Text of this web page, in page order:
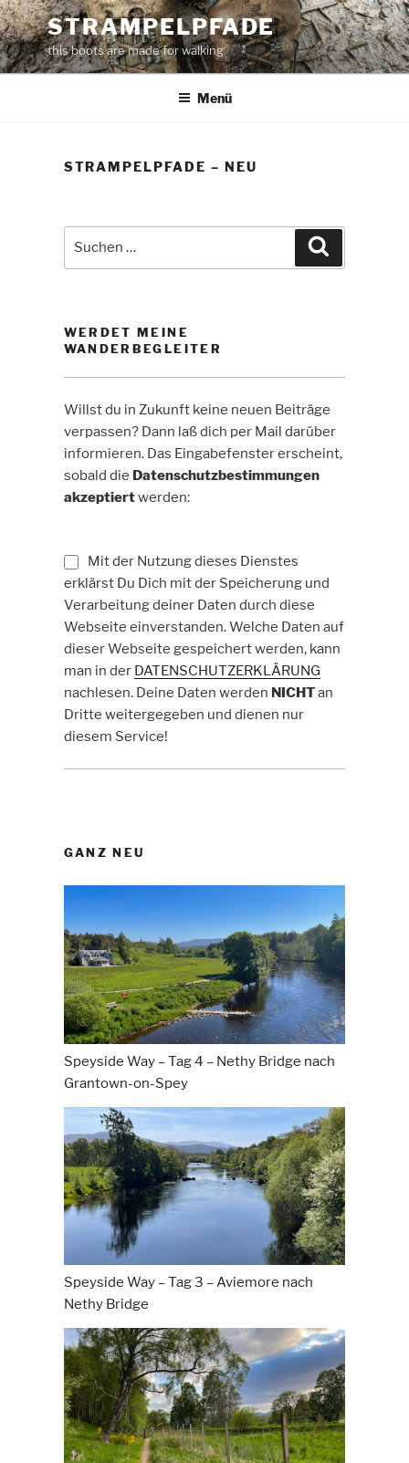
Zum
Inhalt
springen
STRAMPELPFADE
this boots are made for walking
Menü
STRAMPELPFADE – NEU
WERDET MEINE
WANDERBEGLEITER
Willst du in Zukunft keine neuen Beiträge
verpassen? Dann laß dich per Mail darüber
informieren. Das Eingabefenster erscheint,
sobald die Datenschutzbestimmungen
akzeptiertwerden:
Mit der Nutzung dieses Dienstes
erklärst Du Dich mit der Speicherung und
Verarbeitung deiner Daten durch diese
Webseite einverstanden. Welche Daten auf
dieser Webseite gespeichert werden, kann
man in der DATENSCHUTZERKLÄRUNG
nachlesen. Deine Daten werden NICHTan
Dritte weitergegeben und dienen nur
diesem Service!
GANZ NEU
Speyside Way – Tag 4 – Nethy Bridge nach
Grantown-on-Spey
Speyside Way – Tag 3 – Aviemore nach
Nethy Bridge